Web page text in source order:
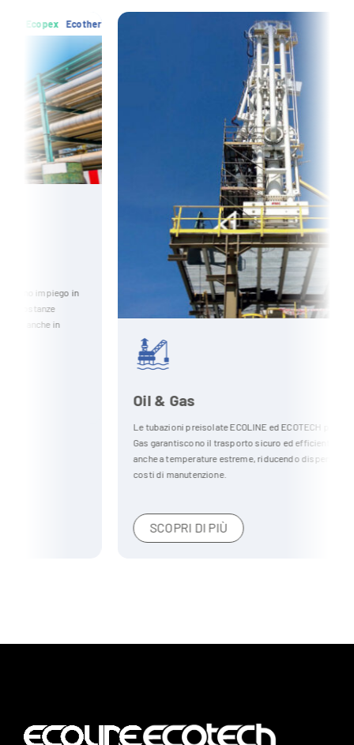
Ecopex Ecotherm
Le tubazioni preisolate ECOLINE ed ECOTECH per il settore Oil &
Gas garantiscono il trasporto sicuro ed efficiente di liquidi e gas,
anche a temperature estreme, riducendo dispersioni termiche e